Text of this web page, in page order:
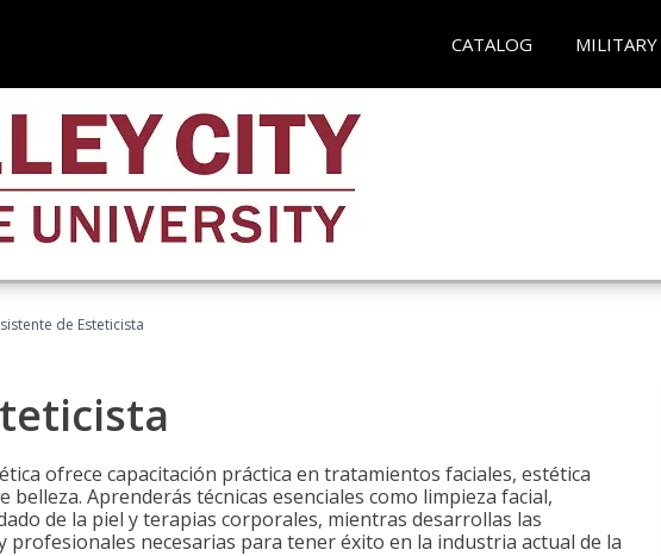
CATALOG MILITARY
de Esteticista
ofrece capacitación práctica en tratamientos faciales, estética
Aprenderás técnicas esenciales como limpieza facial,
de la piel y terapias corporales, mientras desarrollas las
profesionales necesarias para tener éxito en la industria actual de la